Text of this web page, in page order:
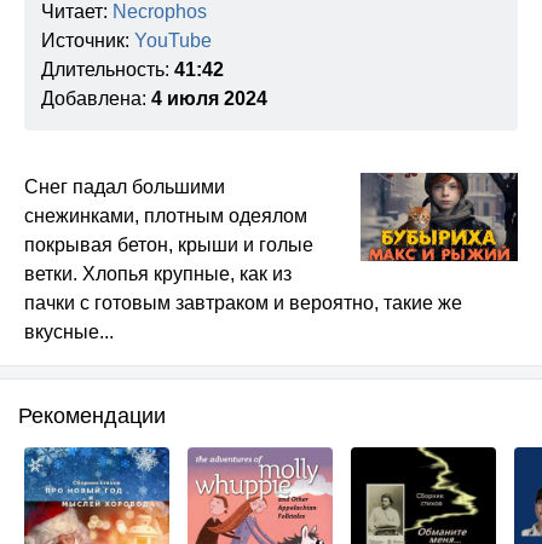
Читает: Necrophos
Источник: YouTube
Длительность: 41:42
Добавлена: 4 июля 2024
Снег падал большими
снежинками, плотным одеялом
покрывая бетон, крыши и голые
ветки. Хлопья крупные, как из
пачки с готовым завтраком и вероятно, такие же
вкусные...
Рекомендации